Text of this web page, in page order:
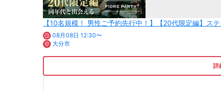
【10名規模！ 男性ご予約先行中！】【20代限定編】ス
08月08日 12:30〜
大分市
詳